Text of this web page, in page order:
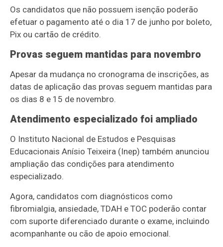
Os candidatos que não possuem isenção poderão
efetuar o pagamento até o dia 17 de junho por boleto,
Pix ou cartão de crédito.
Provas seguem mantidas para novembro
Apesar da mudança no cronograma de inscrições, as
datas de aplicação das provas seguem mantidas para
os dias 8 e 15 de novembro.
Atendimento especializado foi ampliado
O Instituto Nacional de Estudos e Pesquisas
Educacionais Anísio Teixeira (Inep) também anunciou
ampliação das condições para atendimento
especializado.
Agora, candidatos com diagnósticos como
fibromialgia, ansiedade, TDAH e TOC poderão contar
com suporte diferenciado durante o exame, incluindo
acompanhante ou cão de apoio emocional.